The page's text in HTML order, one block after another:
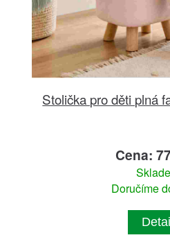
Stolička pro děti plná
Cena:
Doručíme
Detail